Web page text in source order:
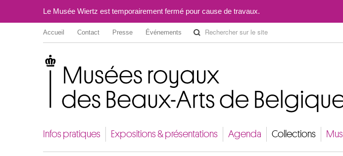
Le Musée Wiertz est temporairement fermé pour cause de travaux.
Accueil Contact Presse Événements
Infos pratiques Expositions & présentations Agenda Collections